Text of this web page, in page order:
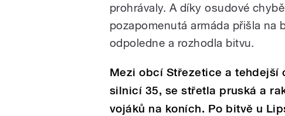
prohrávaly. A díky osudové
pozapomenutá armáda přišla na
odpoledne a rozhodla bitvu.
Mezi obcí Střezetice a
silnicí 35, se střetla pruská a
vojáků na koních. Po bitvě u